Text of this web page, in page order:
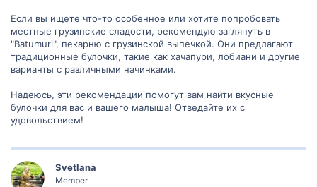
Если вы ищете что-то особенное или хотите попробовать
местные грузинские сладости, рекомендую заглянуть в
"Batumuri", пекарню с грузинской выпечкой. Они предлагают
традиционные булочки, такие как хачапури, лобиани и другие
варианты с различными начинками.
Надеюсь, эти рекомендации помогут вам найти вкусные
булочки для вас и вашего малыша! Отведайте их с
удовольствием!
Svetlana
Member